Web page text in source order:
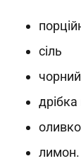
сіль
лимон.